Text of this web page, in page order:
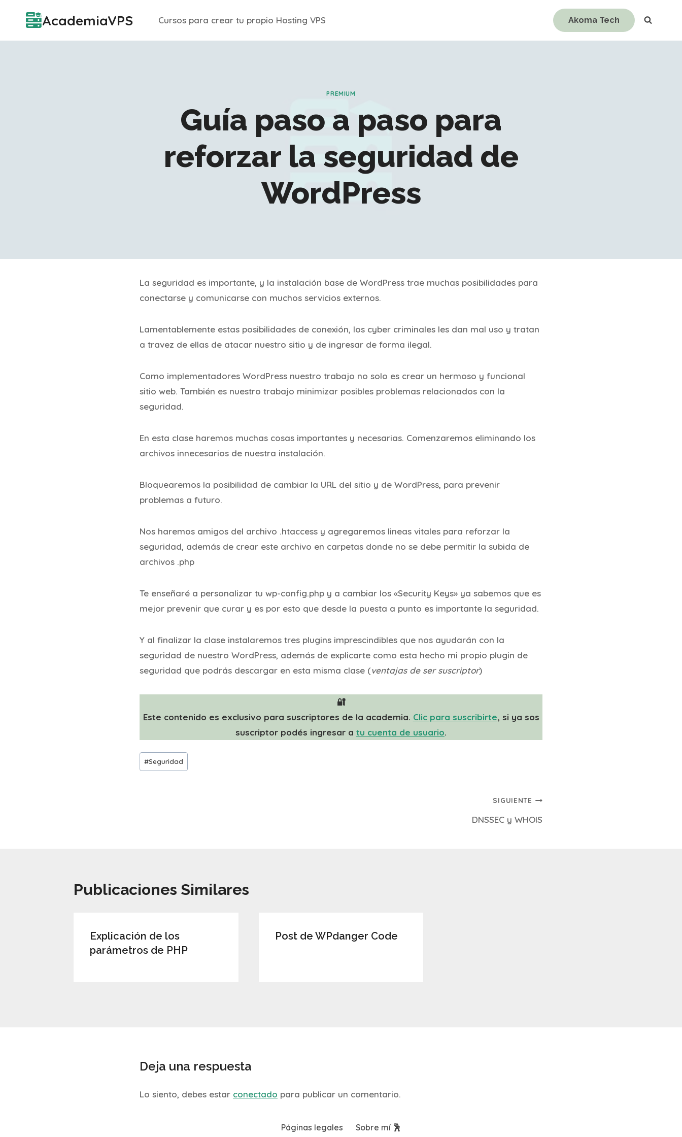
AcademiaVPS Cursos para crear tu propio Hosting VPS Akoma Tech
PREMIUM
Guía paso a paso para
reforzar la seguridad de
WordPress
La seguridad es importante, y la instalación base de WordPress trae muchas posibilidades para
conectarse y comunicarse con muchos servicios externos.
Lamentablemente estas posibilidades de conexión, los cyber criminales les dan mal uso y tratan
a travez de ellas de atacar nuestro sitio y de ingresar de forma ilegal.
Como implementadores WordPress nuestro trabajo no solo es crear un hermoso y funcional
sitio web. También es nuestro trabajo minimizar posibles problemas relacionados con la
seguridad.
En esta clase haremos muchas cosas importantes y necesarias. Comenzaremos eliminando los
archivos innecesarios de nuestra instalación.
Bloquearemos la posibilidad de cambiar la URL del sitio y de WordPress, para prevenir
problemas a futuro.
Nos haremos amigos del archivo .htaccess y agregaremos lineas vitales para reforzar la
seguridad, además de crear este archivo en carpetas donde no se debe permitir la subida de
archivos .php
Te enseñaré a personalizar tu wp-config.php y a cambiar los «Security Keys» ya sabemos que es
mejor prevenir que curar y es por esto que desde la puesta a punto es importante la seguridad.
Y al finalizar la clase instalaremos tres plugins imprescindibles que nos ayudarán con la
seguridad de nuestro WordPress, además de explicarte como esta hecho mi propio plugin de
seguridad que podrás descargar en esta misma clase (ventajas de ser suscriptor)
🔐
Este contenido es exclusivo para suscriptores de la academia. Clic para suscribirte, si ya sos
suscriptor podés ingresar a tu cuenta de usuario.
Etiquetas
de
#Seguridad
SIGUIENTE
DNSSEC y WHOIS
Publicaciones Similares
Explicación de los
parámetros de PHP
Post de WPdanger Code
Deja una respuesta
Lo siento, debes estar conectado para publicar un comentario.
Páginas legales Sobre mí 🕺